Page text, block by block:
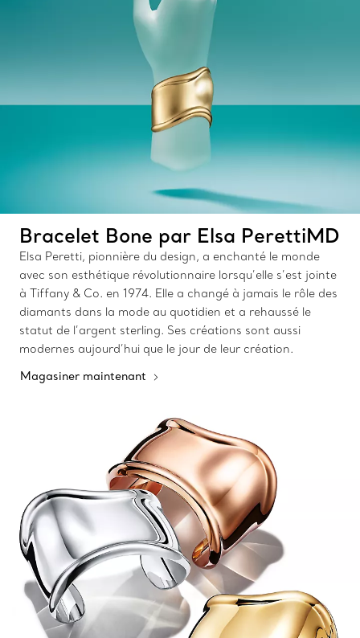
Bracelet Bone par Elsa PerettiMD
Elsa Peretti, pionnière du design, a enchanté le monde
avec son esthétique révolutionnaire lorsqu’elle s’est jointe
à Tiffany & Co. en 1974. Elle a changé à jamais le rôle des
diamants dans la mode au quotidien et a rehaussé le
statut de l’argent sterling. Ses créations sont aussi
modernes aujourd’hui que le jour de leur création.
Magasiner maintenant